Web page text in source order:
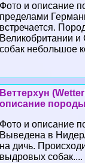
Фото и описание
пределами
встречается.
Великобритании
собак небольшое
Веттерхун
описание
Фото и описание
Выведена в
на дичь.
выдровых собак....